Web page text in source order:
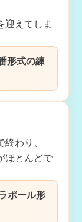
迎えてしま
形式の練
わり、
ほとんどで
ポール形